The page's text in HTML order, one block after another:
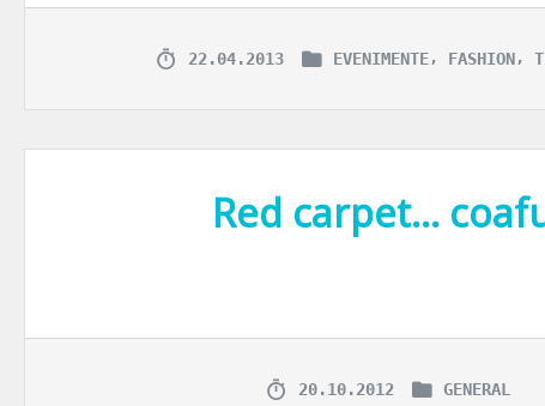
22.04.2013 EVENIMENTE, FASHION,
Red carpet…
Pregatirile pentru covorul rosu nu-s floare la ureche. Hainele,
20.10.2012 GENERAL